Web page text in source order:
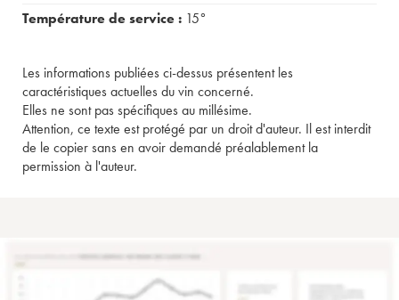
Température de service : 15°
Les informations publiées ci-dessus présentent les
caractéristiques actuelles du vin concerné.
Elles ne sont pas spécifiques au millésime.
Attention, ce texte est protégé par un droit d'auteur. Il est interdit
de le copier sans en avoir demandé préalablement la
permission à l'auteur.